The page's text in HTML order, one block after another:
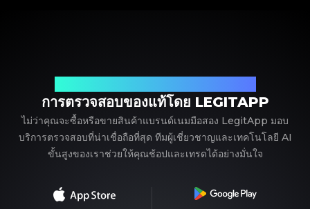
การตรวจสอบของแท้โดย LEGITAPP
ไม่ว่าคุณจะซื้อหรือขายสินค้าแบรนด์เนมมือสอง LegitApp มอบ
บริการตรวจสอบที่น่าเชื่อถือที่สุด ทีมผู้เชี่ยวชาญและเทคโนโลยี AI
ขั้นสูงของเราช่วยให้คุณช้อปและเทรดได้อย่างมั่นใจ